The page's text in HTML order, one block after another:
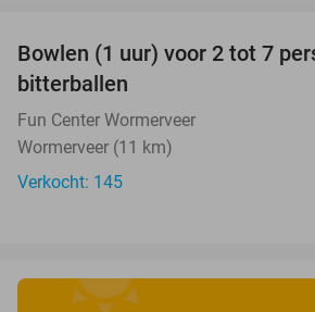
Bowlen (1 uur) voor 2 tot 7
bitterballen
Fun Center Wormerveer
Wormerveer (11 km)
Verkocht: 145